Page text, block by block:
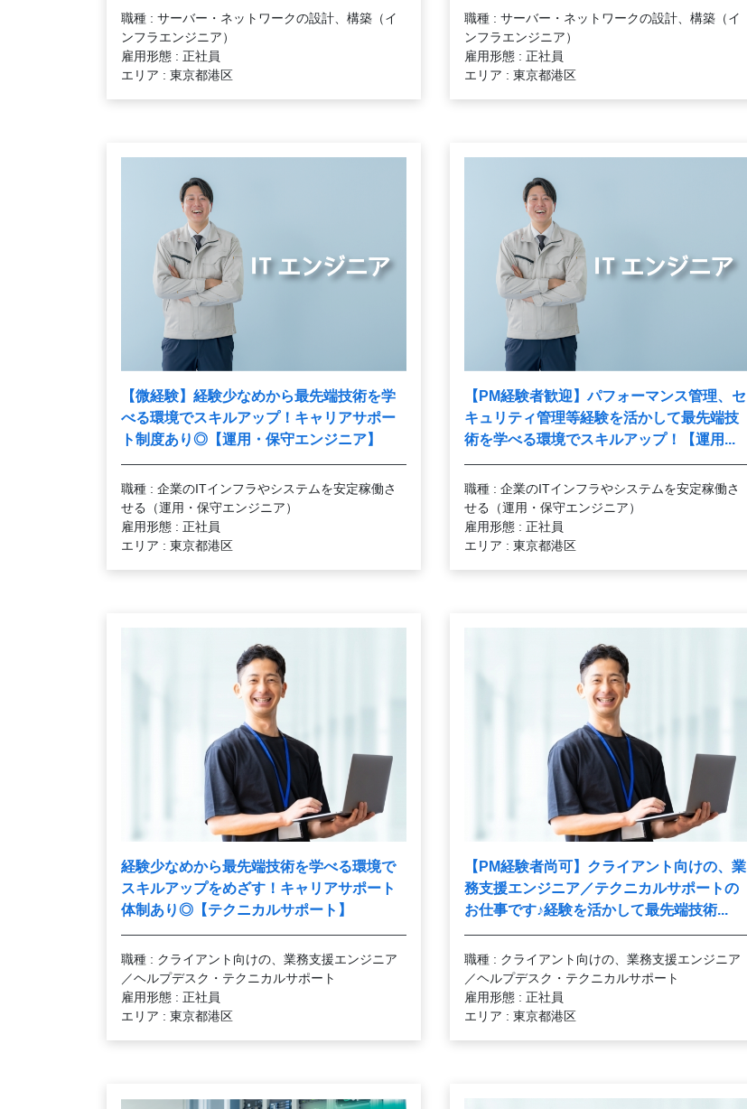
職種 : サーバー・ネットワークの設計、構築（イ
ンフラエンジニア）
雇用形態 : 正社員
エリア : 東京都港区
職種 : サーバー・ネットワークの設計、構築（イ
ンフラエンジニア）
雇用形態 : 正社員
エリア : 東京都港区
【微経験】経験少なめから最先端技術を学
べる環境でスキルアップ！キャリアサポー
ト制度あり◎【運用・保守エンジニア】
職種 : 企業のITインフラやシステムを安定稼働さ
せる（運用・保守エンジニア）
雇用形態 : 正社員
エリア : 東京都港区
【PM経験者歓迎】パフォーマンス管理、セ
キュリティ管理等経験を活かして最先端技
術を学べる環境でスキルアップ！【運用...
職種 : 企業のITインフラやシステムを安定稼働さ
せる（運用・保守エンジニア）
雇用形態 : 正社員
エリア : 東京都港区
経験少なめから最先端技術を学べる環境で
スキルアップをめざす！キャリアサポート
体制あり◎【テクニカルサポート】
職種 : クライアント向けの、業務支援エンジニア
／ヘルプデスク・テクニカルサポート
雇用形態 : 正社員
エリア : 東京都港区
【PM経験者尚可】クライアント向けの、業
務支援エンジニア／テクニカルサポートの
お仕事です♪経験を活かして最先端技術...
職種 : クライアント向けの、業務支援エンジニア
／ヘルプデスク・テクニカルサポート
雇用形態 : 正社員
エリア : 東京都港区